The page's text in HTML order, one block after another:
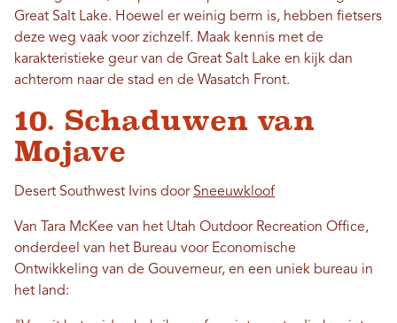
Great Salt Lake. Hoewel er weinig berm is, hebben fietsers
deze weg vaak voor zichzelf. Maak kennis met de
karakteristieke geur van de Great Salt Lake en kijk dan
achterom naar de stad en de Wasatch Front.
10. Schaduwen van
Mojave
Desert Southwest Ivins door Sneeuwkloof
Van Tara McKee van het Utah Outdoor Recreation Office,
onderdeel van het Bureau voor Economische
Ontwikkeling van de Gouverneur, en een uniek bureau in
het land: